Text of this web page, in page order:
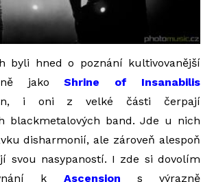
byli hned o poznání kultivovanější
jakoShrine of Insanabilis
i oni z velké části čerpají
blackmetalových band. Jde u nich
disharmonií, ale zároveň alespoň
svou nasypaností. I zde si dovolím
k Ascension s výrazně